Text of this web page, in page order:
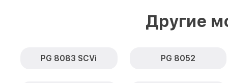
Другие
PG 8083 SCVi PG 8052